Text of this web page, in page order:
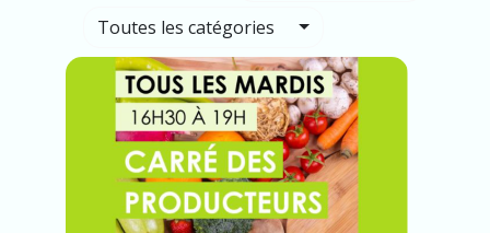
Toutes les catégories